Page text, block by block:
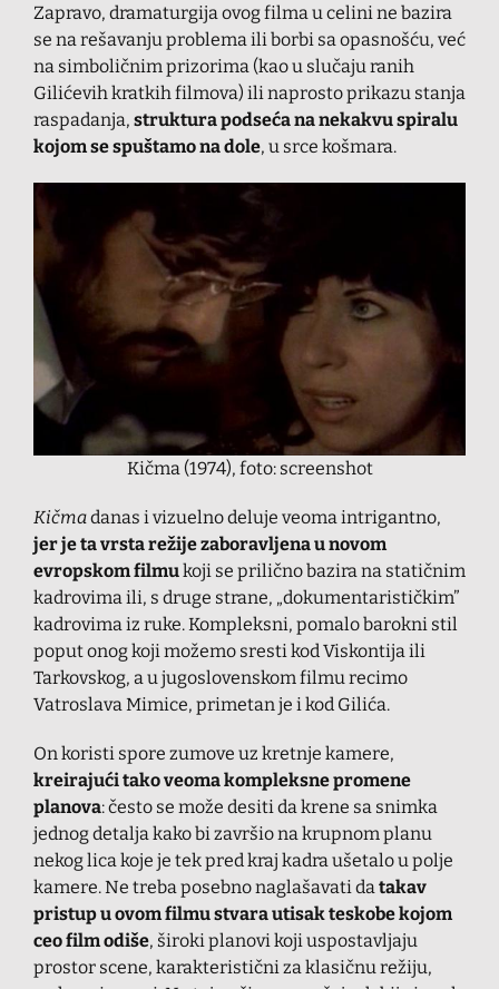
Zapravo, dramaturgija ovog filma u celini ne bazira
se na rešavanju problema ili borbi sa opasnošću, već
na simboličnim prizorima (kao u slučaju ranih
Gilićevih kratkih filmova) ili naprosto prikazu stanja
raspadanja, struktura podseća na nekakvu spiralu
kojom se spuštamo na dole, u srce košmara.
Kičma (1974), foto: screenshot
Kičmadanas i vizuelno deluje veoma intrigantno,
jer je ta vrsta režije zaboravljena u novom
evropskom filmukoji se prilično bazira na statičnim
kadrovima ili, s druge strane, „dokumentarističkim”
kadrovima iz ruke. Kompleksni, pomalo barokni stil
poput onog koji možemo sresti kod Viskontija ili
Tarkovskog, a u jugoslovenskom filmu recimo
Vatroslava Mimice, primetan je i kod Gilića.
On koristi spore zumove uz kretnje kamere,
kreirajući tako veoma kompleksne promene
planova: često se može desiti da krene sa snimka
jednog detalja kako bi završio na krupnom planu
nekog lica koje je tek pred kraj kadra ušetalo u polje
kamere. Ne treba posebno naglašavati datakav
pristup u ovom filmu stvara utisak teskobe kojom
ceo film odiše, široki planovi koji uspostavljaju
prostor scene, karakteristični za klasičnu režiju,